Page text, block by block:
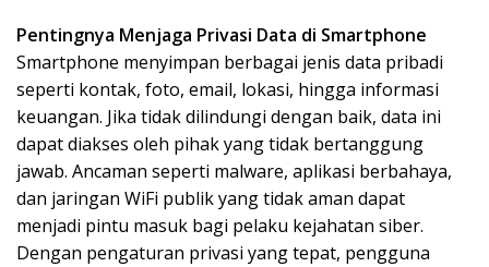
Pentingnya Menjaga Privasi Data di Smartphone
Smartphone menyimpan berbagai jenis data pribadi
seperti kontak, foto, email, lokasi, hingga informasi
keuangan. Jika tidak dilindungi dengan baik, data ini
dapat diakses oleh pihak yang tidak bertanggung
jawab. Ancaman seperti malware, aplikasi berbahaya,
dan jaringan WiFi publik yang tidak aman dapat
menjadi pintu masuk bagi pelaku kejahatan siber.
Dengan pengaturan privasi yang tepat, pengguna